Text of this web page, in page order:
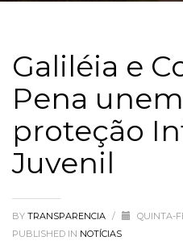
Galiléia e
Pena
proteção
Juvenil
BY TRANSPARENCIA / QUINTA-
PUBLISHED IN NOTÍCIAS